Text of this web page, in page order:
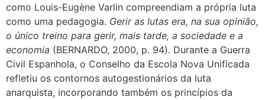
como Louis-Eugène Varlin compreendiam a própria luta
como uma pedagogia. Gerir as lutas era, na sua opinião,
o único treino para gerir, mais tarde, a sociedade e a
economia (BERNARDO, 2000, p. 94). Durante a Guerra
Civil Espanhola, o Conselho da Escola Nova Unificada
refletiu os contornos autogestionários da luta
anarquista, incorporando também os princípios da